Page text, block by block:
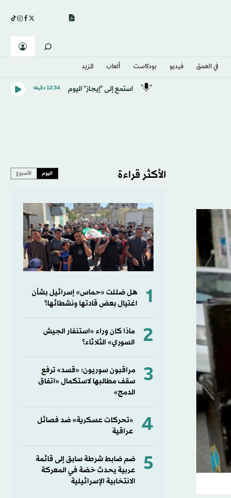
في العمق فيديو بودكاست ألعاب المزيد
استمع إلى "إيجاز" اليوم 12:34 دقيقه
الأكثر قراءة اليوم الأسبوع
1
هل ضللت «حماس» إسرائيل بشأن
اغتيال بعض قادتها ونشطائها؟
2
ماذا كان وراء «استنفار الجيش
السوري» الثلاثاء؟
3
مراقبون سوريون: «قسد» ترفع
سقف مطالبها لاستكمال «اتفاق
الدمج»
4
«تحركات عسكرية» ضد فصائل
عراقية
5
ضم ضابط شرطة سابق إلى قائمة
عربية يحدث خضة في المعركة
الانتخابية الإسرائيلية